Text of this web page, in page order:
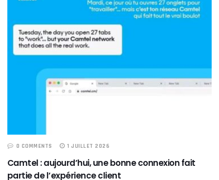
0 COMMENTS 1 JUILLET 2026
Camtel : aujourd’hui, une bonne connexion fait
partie de l’expérience client